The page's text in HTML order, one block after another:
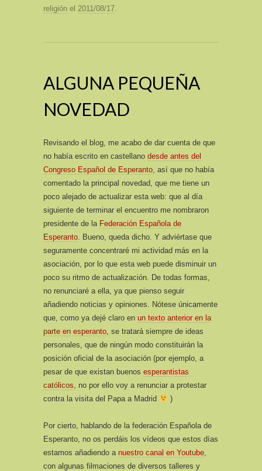
religión el 2011/08/17.
ALGUNA PEQUEÑA
NOVEDAD
Revisando el blog, me acabo de dar cuenta de que
no había escrito en castellano desde antes del
Congreso Español de Esperanto, así que no había
comentado la principal novedad, que me tiene un
poco alejado de actualizar esta web: que al día
siguiente de terminar el encuentro me nombraron
presidente de la Federación Española de
Esperanto. Bueno, queda dicho. Y adviértase que
seguramente concentraré mi actividad más en la
asociación, por lo que esta web puede disminuir un
poco su ritmo de actualización. De todas formas,
no renunciaré a ella, ya que pienso seguir
añadiendo noticias y opiniones. Nótese únicamente
que, como ya dejé claro en un texto anterior en la
parte en esperanto, se tratará siempre de ideas
personales, que de ningún modo constituirán la
posición oficial de la asociación (por ejemplo, a
pesar de que existan buenos esperantistas
católicos, no por ello voy a renunciar a protestar
contra la visita del Papa a Madrid
)
Por cierto, hablando de la federación Española de
Esperanto, no os perdáis los vídeos que estos días
estamos añadiendo a nuestro canal en Youtube,
con algunas filmaciones de diversos talleres y